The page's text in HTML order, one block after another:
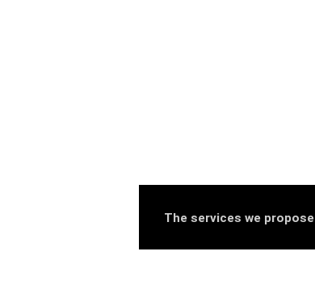
The services we propose